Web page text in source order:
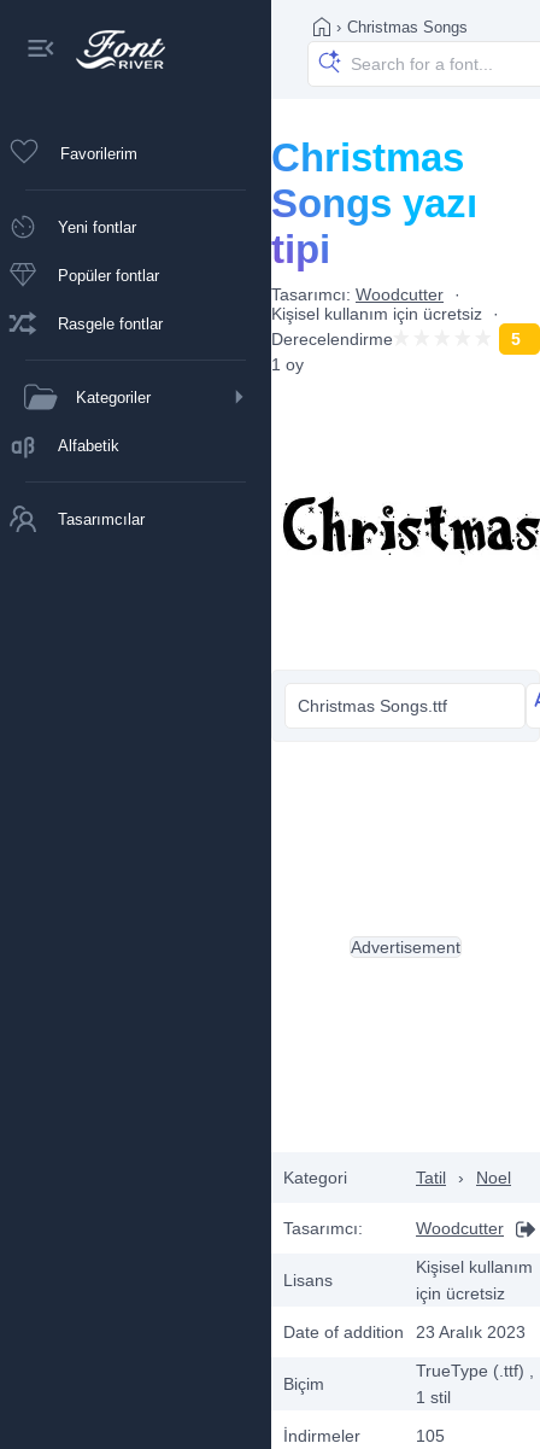
Favorilerim
Yeni fontlar
Popüler fontlar
Rasgele fontlar
Kategoriler
Alfabetik
Tasarımcılar
› Christmas Songs
Christmas
Songs yazı
tipi
Tasarımcı: Woodcutter
Kişisel kullanım için ücretsiz
Derecelendirme
5
1 oy
Christmas Songs.ttf
Kategori Tatil › Noel
Tasarımcı: Woodcutter
Lisans
Kişisel kullanım
için ücretsiz
Date of addition
23 Aralık 2023
Biçim
TrueType (.ttf)
1 stil
İndirmeler
105
Advertisement